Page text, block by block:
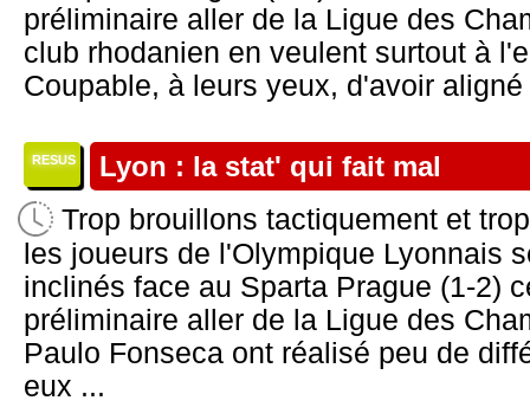
préliminaire aller de la Ligue des
club rhodanien en veulent surtout à
Coupable, à leurs yeux, d'avoir
RESUS Lyon : la stat' qui fait mal
Trop brouillons tactiquement et
les joueurs de l'Olympique Lyonnais
inclinés face au Sparta Prague (1-2)
préliminaire aller de la Ligue des
Paulo Fonseca ont réalisé peu de
eux ...